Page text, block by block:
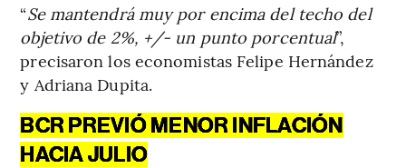
“Se mantendrá muy por encima del techo del
objetivo de 2%, +/- un punto porcentual”,
precisaron los economistas Felipe Hernández
y Adriana Dupita.
BCR PREVIÓ MENOR INFLACIÓN
HACIA JULIO